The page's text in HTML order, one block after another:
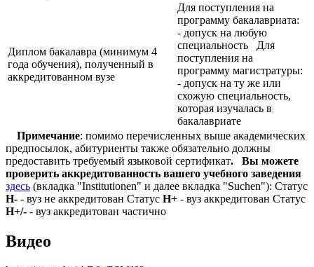
Диплом бакалавра (минимум 4
года обучения), полученный в
аккредитованном вузе
Для поступления на
программу бакалавриата:
- допуск на любую
специальность Для
поступления на
программу магистратуры:
- допуск на ту же или
схожую специальность,
которая изучалась в
бакалавриате
Примечание: помимо перечисленных выше академических
предпосылок, абитуриенты также обязательно должны
предоставить требуемый языковой сертификат.
Вы можете
проверить аккредитованность вашего учебного заведения
здесь (вкладка "Institutionen" и далее вкладка "Suchen"): Статус
Н- - вуз не аккредитован Статус Н+ - вуз аккредитован Статус
Н+/- - вуз аккредитован частично
Видео